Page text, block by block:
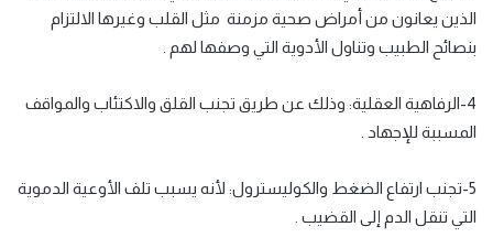
الذين يعانون من أمراض صحية مزمنة مثل القلب وغيرها الالتزام
بنصائح الطبيب وتناول الأدوية التي وصفها لهم .
4-الرفاهية العقلية
: وذلك عن طريق تجنب القلق والاكتئاب والمواقف
المسببة للإجهاد .
5-تجنب ارتفاع الضغط والكوليسترول
: لأنه يسبب تلف الأوعية الدموية
التي تنقل الدم إلى القضيب .